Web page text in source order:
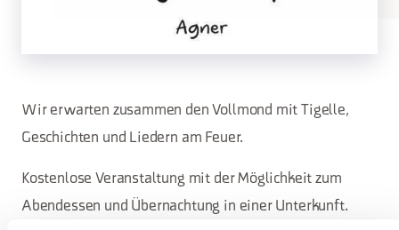
Wir erwarten zusammen den Vollmond mit Tigelle,
Geschichten und Liedern am Feuer.
Kostenlose Veranstaltung mit der Möglichkeit zum
Abendessen und Übernachtung in einer Unterkunft.